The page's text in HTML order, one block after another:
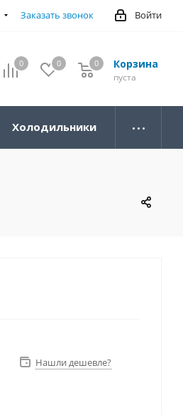
Войти
Заказать звонок
0 0 Корзина
0
пуста
0
Холодильники
Нашли дешевле?